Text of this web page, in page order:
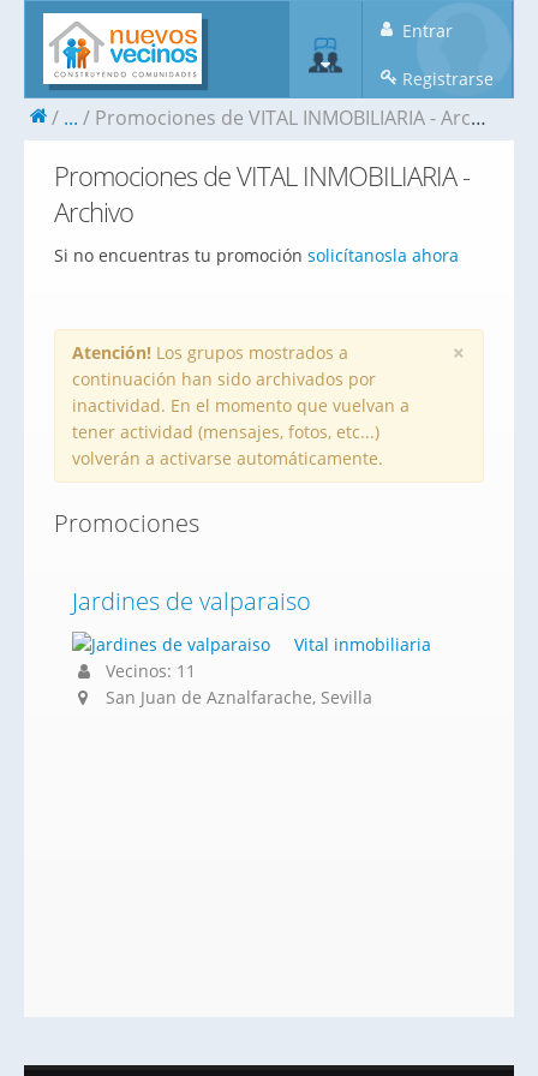
Entrar
Registrarse
... Promociones de VITAL INMOBILIARIA - Archivo
Promociones de VITAL INMOBILIARIA -
Archivo
Si no encuentras tu promoción solicítanosla ahora
×
Atención! Los grupos mostrados a
continuación han sido archivados por
inactividad. En el momento que vuelvan a
tener actividad (mensajes, fotos, etc...)
volverán a activarse automáticamente.
Promociones
Jardines de valparaiso
Vital inmobiliaria
Vecinos: 11
San Juan de Aznalfarache, Sevilla